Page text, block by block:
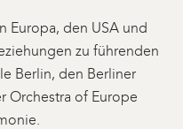
Europa, den USA und
zu führenden
Berlin, den Berliner
Orchestra of Europe